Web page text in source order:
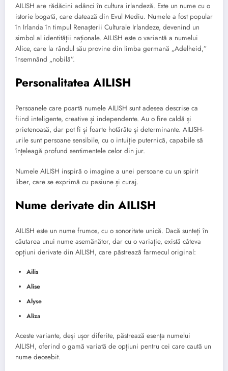
AILISH are rădăcini adânci în cultura irlandeză. Este un nume cu o
istorie bogată, care datează din Evul Mediu. Numele a fost popular
în Irlanda în timpul Renașterii Culturale Irlandeze, devenind un
simbol al identității naționale. AILISH este o variantă a numelui
Alice, care la rândul său provine din limba germană „Adelheid,”
însemnând „nobilă”.
Personalitatea AILISH
Persoanele care poartă numele AILISH sunt adesea descrise ca
fiind inteligente, creative și independente. Au o fire caldă și
prietenoasă, dar pot fi și foarte hotărâte și determinante. AILISH-
urile sunt persoane sensibile, cu o intuiție puternică, capabile să
înțeleagă profund sentimentele celor din jur.
Numele AILISH inspiră o imagine a unei persoane cu un spirit
liber, care se exprimă cu pasiune și curaj.
Nume derivate din AILISH
AILISH este un nume frumos, cu o sonoritate unică. Dacă sunteți în
căutarea unui nume asemănător, dar cu o variație, există câteva
opțiuni derivate din AILISH, care păstrează farmecul original:
Ailis
Alise
Alyse
Aliza
Aceste variante, deși ușor diferite, păstrează esența numelui
AILISH, oferind o gamă variată de opțiuni pentru cei care caută un
nume deosebit.